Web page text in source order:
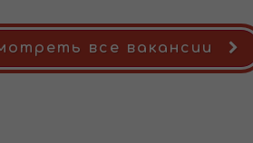
все вакансии